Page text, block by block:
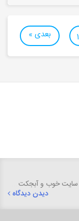
بعدی »
سایت خوب و آبجکت
دیدن دیدگاه